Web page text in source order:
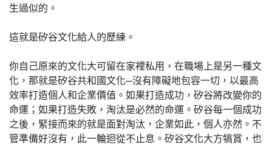
生過似的。
這就是矽谷文化給人的歷練。
你自己原來的文化大可留在家裡私用，在職場上是另一種文
化，那就是矽谷共和國文化─沒有障礙地包容一切，以最高
效率打造個人和企業價值。如果打造成功，矽谷將改變你的
命運；如果打造失敗，淘汰是必然的命運。矽谷每一個成功
之後，緊接而來的就是面對淘汰，企業如此，個人亦然。不
管準備好沒有，此一輪迴從不止息。矽谷文化大方犒賞，也